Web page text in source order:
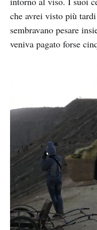
che avrei visto più
sembravano pesare
veniva pagato forse